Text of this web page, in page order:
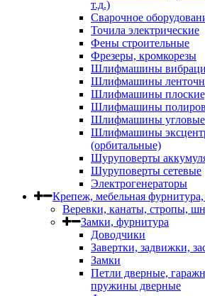
т.д.)
Сварочное
Точила электрические
Фены строительные
Фрезеры, кромкорезы
Шлифмашины
Шлифмашины
Шлифмашины
Шлифмашины
Шлифмашины угловые
Шлифмашины
(орбитальные)
Шуруповерты
Шуруповерты сетевые
Электрогенераторы
Крепеж, мебельная
Веревки, канаты, стропы,
Замки, фурнитура
Доводчики
Завертки, задвижки,
Замки
Петли дверные,
пружины дверные